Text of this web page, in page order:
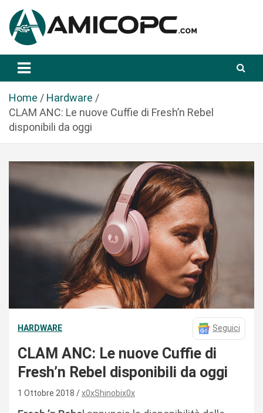
a
Amicopc.com
Home
Hardware
CLAM ANC: Le nuove Cuffie di Fresh’n Rebel
disponibili da oggi
HARDWARE Seguici
CLAM ANC: Le nuove Cuffie di
Fresh’n Rebel disponibili da oggi
1 Ottobre 2018 x0xShinobix0x